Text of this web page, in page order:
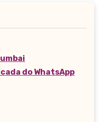
do WhatsApp